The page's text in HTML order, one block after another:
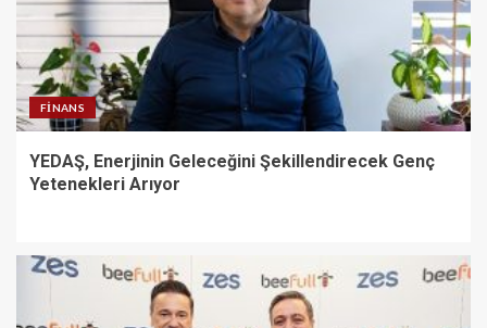
FINANS
YEDAŞ, Enerjinin Geleceğini Şekillendirecek Genç
Yetenekleri Arıyor